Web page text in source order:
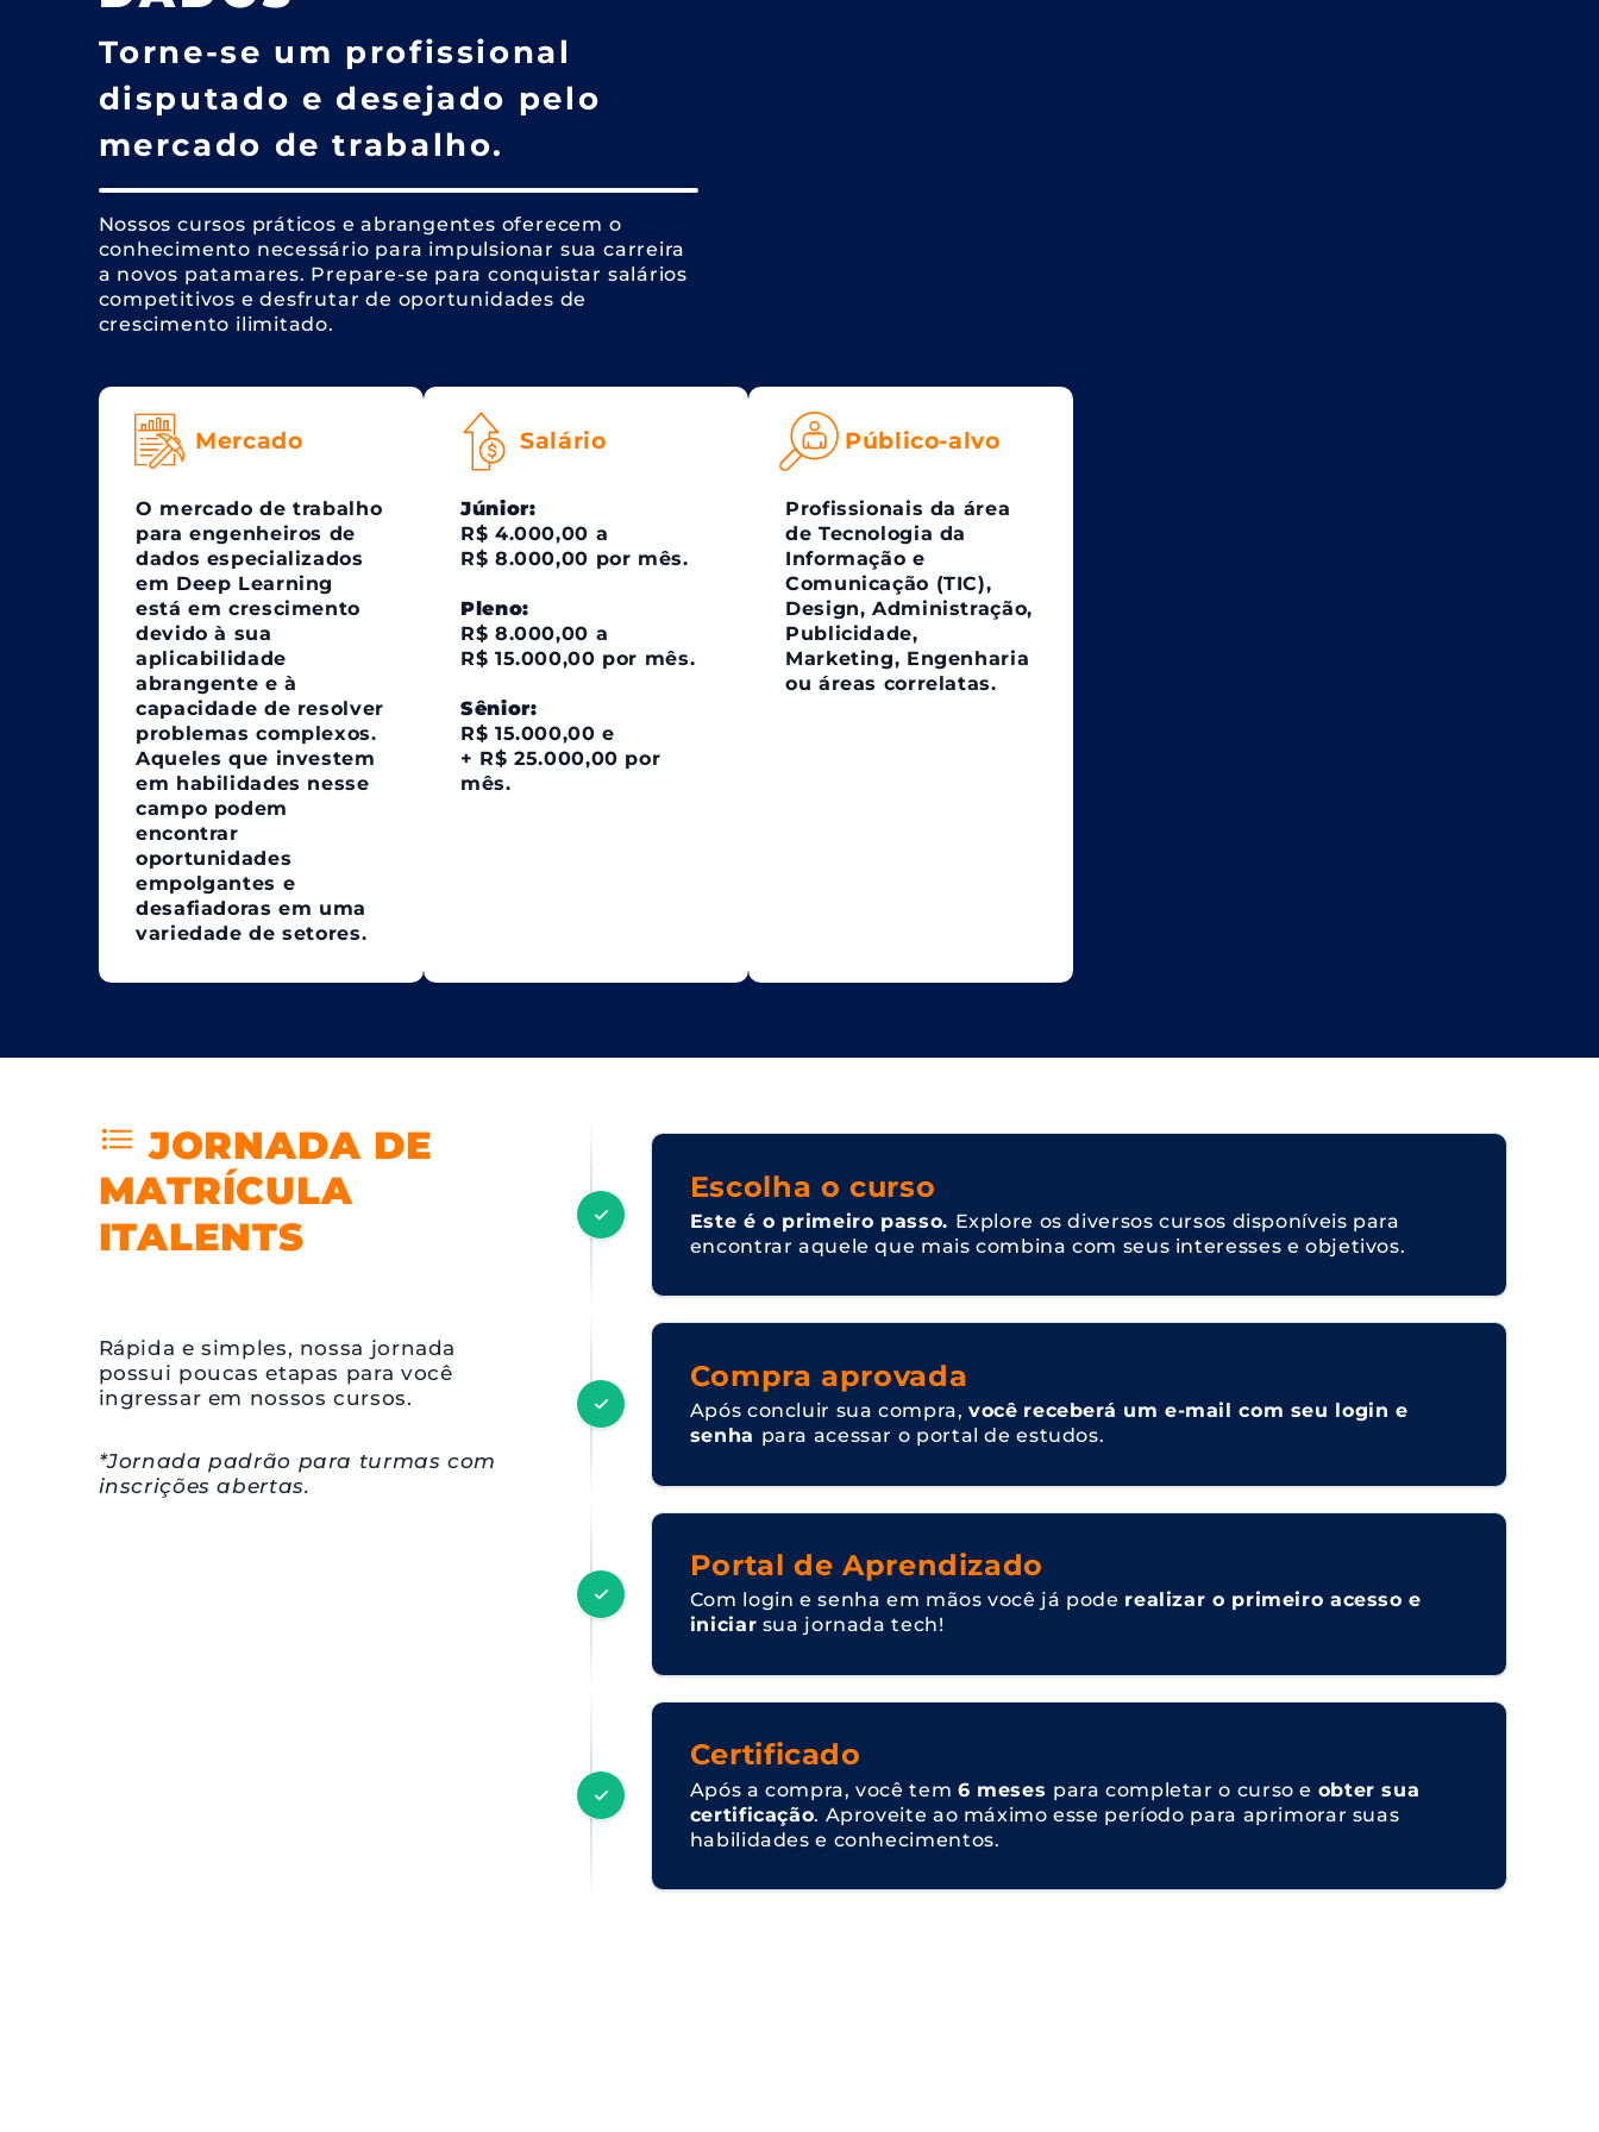
Torne-se um profissional
disputado e desejado pelo
mercado de trabalho.
Nossos cursos práticos e abrangentes oferecem o
conhecimento necessário para impulsionar sua carreira
a novos patamares. Prepare-se para conquistar salários
competitivos e desfrutar de oportunidades de
crescimento ilimitado.
Mercado
O mercado de trabalho
para engenheiros de
dados especializados
em Deep Learning
está em crescimento
devido à sua
aplicabilidade
abrangente e à
capacidade de resolver
problemas complexos.
Aqueles que investem
em habilidades nesse
campo podem
encontrar
oportunidades
empolgantes e
desafiadoras em uma
variedade de setores.
Salário
Júnior:
R$ 4.000,00 a
R$ 8.000,00 por mês.
Pleno:
R$ 8.000,00 a
R$ 15.000,00 por mês.
Sênior:
R$ 15.000,00 e
+ R$ 25.000,00 por
mês.
Público-alvo
Profissionais da área
de Tecnologia da
Informação e
Comunicação (TIC),
Design, Administração,
Publicidade,
Marketing, Engenharia
ou áreas correlatas.
JORNADA DE
MATRÍCULA
ITALENTS
Rápida e simples, nossa jornada
possui poucas etapas para você
ingressar em nossos cursos.
*Jornada padrão para turmas com
inscrições abertas.
Escolha o curso
Este é o primeiro passo. Explore os diversos cursos disponíveis para
encontrar aquele que mais combina com seus interesses e objetivos.
Compra aprovada
Após concluir sua compra,você receberá um e-mail com seu login e
senha para acessar o portal de estudos.
Portal de Aprendizado
Com login e senha em mãos você já pode realizar o primeiro acesso e
iniciar sua jornada tech!
Certificado
Após a compra, você tem 6 meses para completar o curso e obter sua
certificação. Aproveite ao máximo esse período para aprimorar suas
habilidades e conhecimentos.